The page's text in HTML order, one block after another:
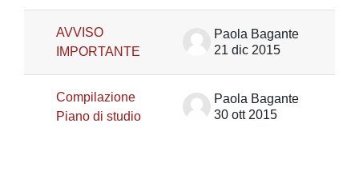
AVVISO
IMPORTANTE
Paola Bagante
21 dic 2015
Compilazione
Piano di studio
Paola Bagante
30 ott 2015